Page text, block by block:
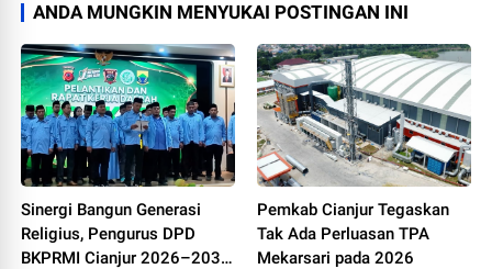
ANDA MUNGKIN MENYUKAI POSTINGAN INI
Sinergi Bangun Generasi
Religius, Pengurus DPD
BKPRMI Cianjur 2026–2031
Pemkab Cianjur Tegaskan
Tak Ada Perluasan TPA
Mekarsari pada 2026